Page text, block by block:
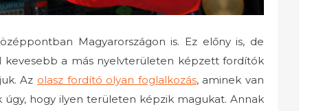
Magyarországon is. Ez előny is, de
kevesebb a más nyelvterületen képzett fordítók
Az olasz fordító olyan foglalkozás, aminek van
hogy ilyen területen képzik magukat. Annak